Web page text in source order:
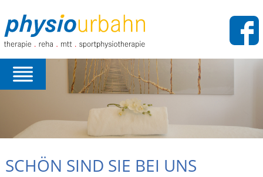
SCHÖN SIND SIE BEI UNS